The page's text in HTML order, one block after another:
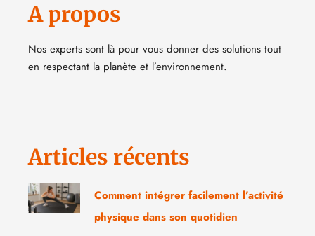
A propos
Nos experts sont là pour vous donner des solutions tout
en respectant la planète et l’environnement.
Articles récents
Comment intégrer facilement l’activité
physique dans son quotidien